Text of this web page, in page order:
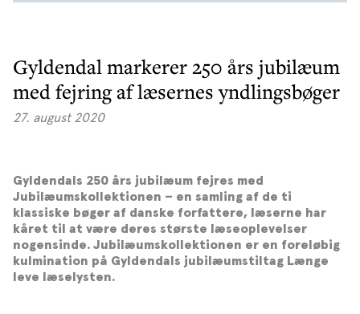
Gyldendal markerer 250 års jubilæum
med fejring af læsernes yndlingsbøger
27. august 2020
Gyldendals 250 års jubilæum fejres med
Jubilæumskollektionen – en samling af de ti
klassiske bøger af danske forfattere, læserne har
kåret til at være deres største læseoplevelser
nogensinde. Jubilæumskollektionen er en foreløbig
kulmination på Gyldendals jubilæumstiltag Længe
leve læselysten.